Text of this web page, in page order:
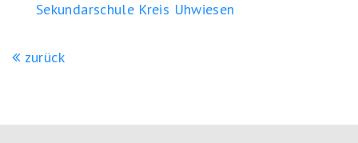
Sekundarschule Kreis Uhwiesen
zurück